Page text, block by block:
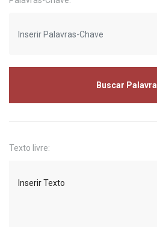
Buscar Palavra
Texto livre: